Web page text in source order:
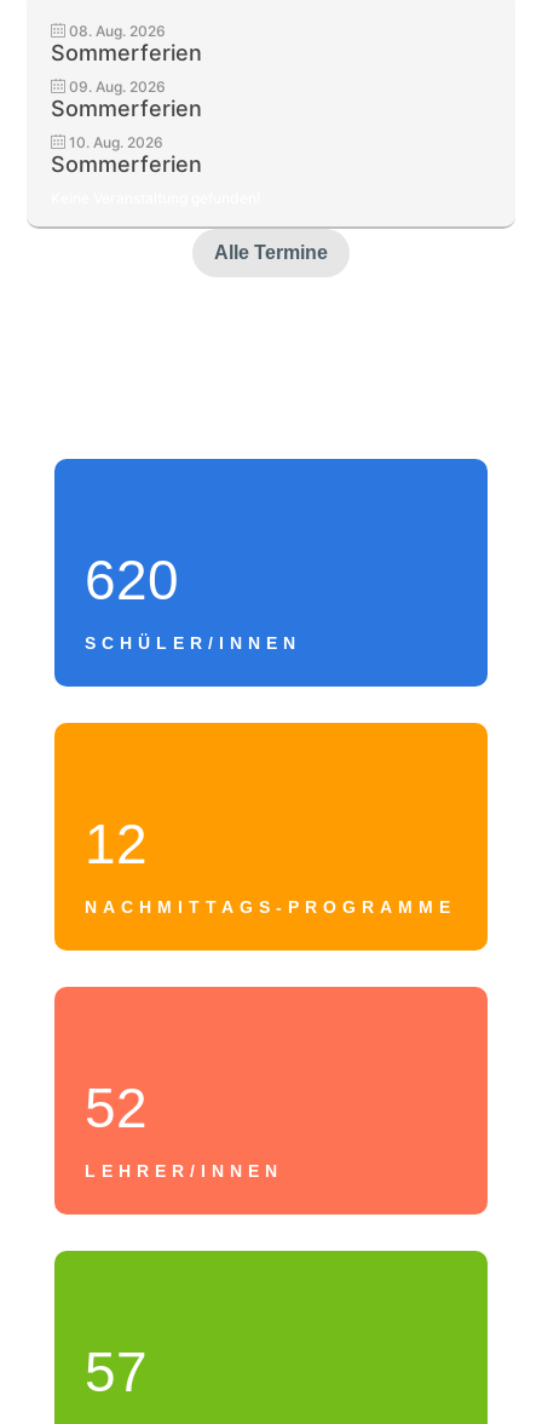
08. Aug. 2026
Sommerferien
09. Aug. 2026
Sommerferien
10. Aug. 2026
Sommerferien
Alle Termine
620
SCHÜLER/INNEN
12
NACHMITTAGS-PROGRAMME
52
LEHRER/INNEN
57